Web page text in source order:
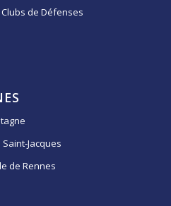
de Défenses
Jacques
de Rennes